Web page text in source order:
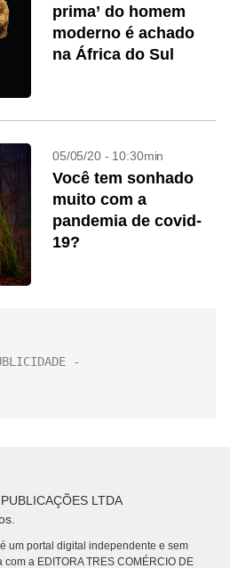
prima’ do homem
moderno é achado
na África do Sul
05/05/20 - 10:30min
Você tem sonhado
muito com a
pandemia de covid-
19?
LTDA
um portal digital independente e sem
a EDITORA TRES COMÉRCIO DE